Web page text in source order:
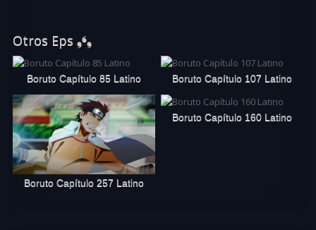
Otros Eps ❟❛❟
Boruto Capítulo 85 Latino Boruto Capítulo 107 Latino
Boruto Capítulo 257 Latino
Boruto Capítulo 160 Latino